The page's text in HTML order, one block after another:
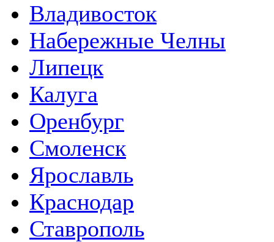
Владивосток
Набережные Челны
Липецк
Калуга
Оренбург
Смоленск
Ярославль
Краснодар
Ставрополь